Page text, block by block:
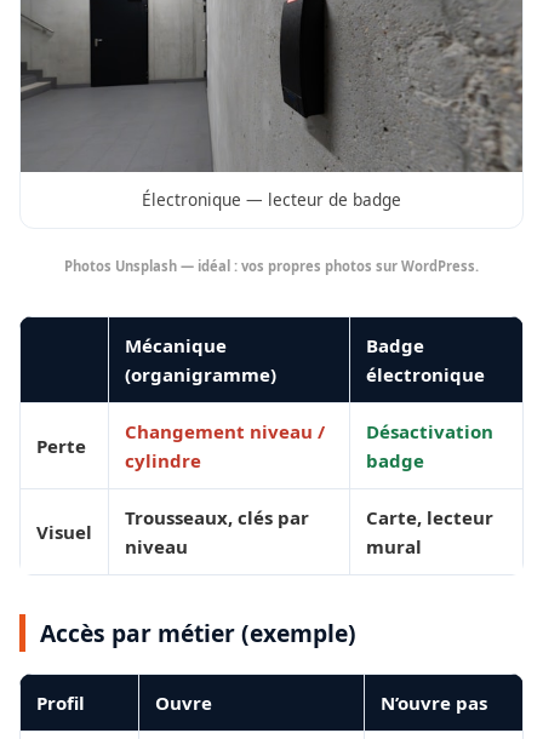
Électronique — lecteur de badge
Photos Unsplash — idéal : vos propres photos sur WordPress.
Mécanique
(organigramme)
Badge
électronique
Perte
Changement niveau /
cylindre
Désactivation
badge
Visuel
Trousseaux, clés par
niveau
Carte, lecteur
mural
Accès par métier (exemple)
Profil Ouvre N’ouvre pas